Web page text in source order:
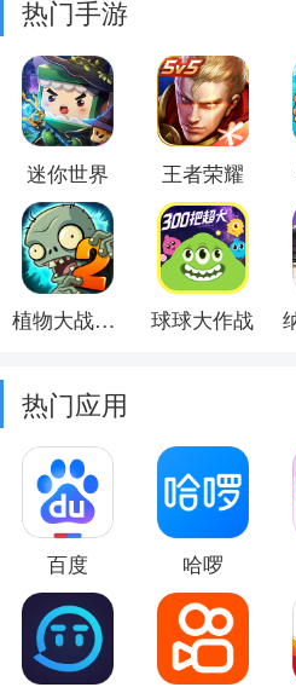
热门手游
迷你世界 王者荣耀
植物大战僵尸2 球球大作战
热门应用
百度 哈啰